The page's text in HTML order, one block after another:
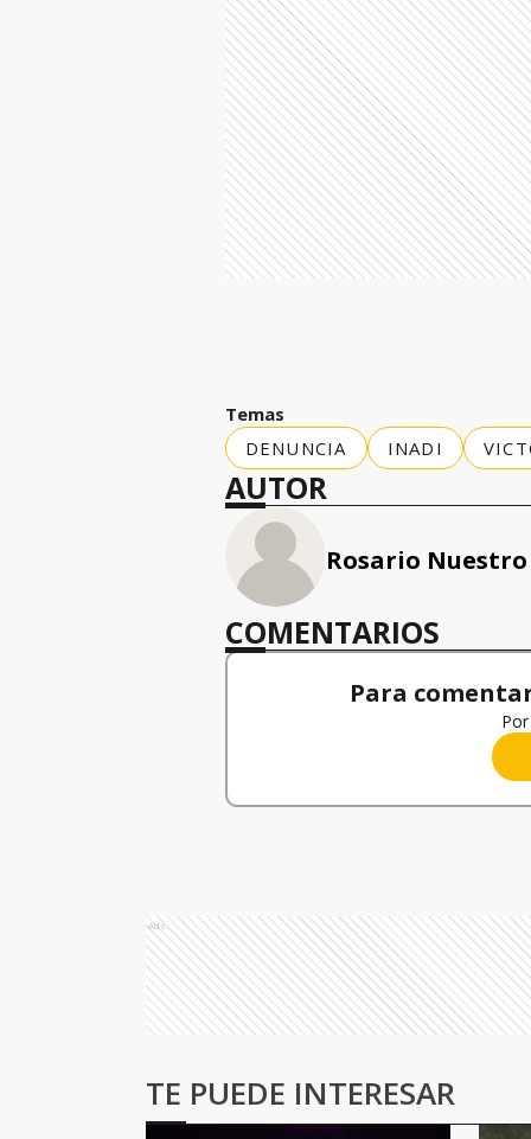
Temas
DENUNCIA
INADI
AUTOR
Rosario Nuestro
COMENTARIOS
Para
Ads
TE PUEDE INTERESAR